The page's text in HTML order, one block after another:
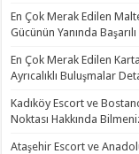
En Çok Merak Edilen
Gücünün Yanında
En Çok Merak Edilen
Ayrıcalıklı Buluşmalar
Kadıköy Escort ve
Noktası Hakkında
Ataşehir Escort ve